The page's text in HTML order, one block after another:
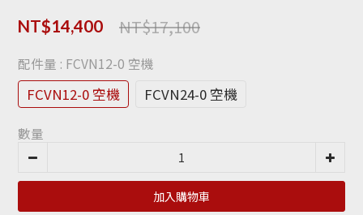
NT$17,100
NT$14,400
配件量 : FCVN12-0 空機
FCVN12-0 空機 FCVN24-0 空機
數量
加入購物車